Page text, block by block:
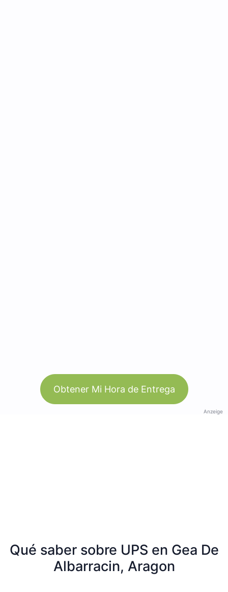
Obtener Mi Hora de Entrega
Anzeige
Qué saber sobre UPS en Gea De
Albarracin, Aragon